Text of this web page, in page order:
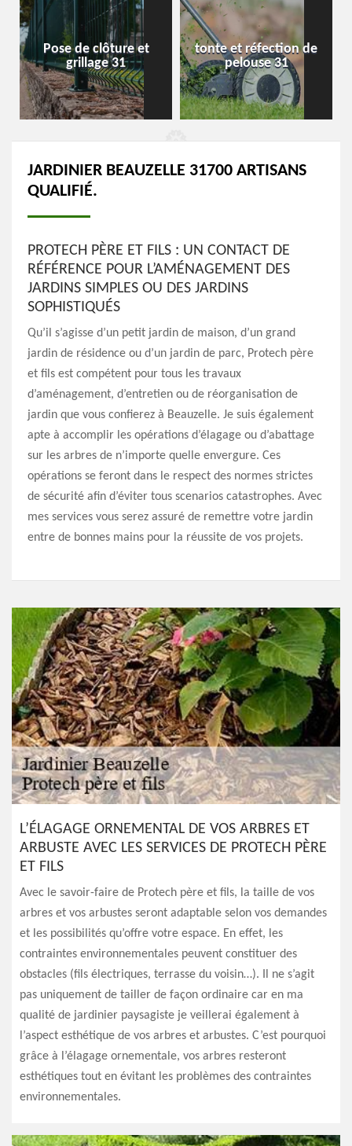
Pose de clôture et
grillage 31
tonte et réfection de
pelouse 31
JARDINIER BEAUZELLE 31700 ARTISANS
QUALIFIÉ.
PROTECH PÈRE ET FILS : UN CONTACT DE
RÉFÉRENCE POUR L’AMÉNAGEMENT DES
JARDINS SIMPLES OU DES JARDINS
SOPHISTIQUÉS
Qu’il s’agisse d’un petit jardin de maison, d’un grand
jardin de résidence ou d’un jardin de parc, Protech père
et fils est compétent pour tous les travaux
d’aménagement, d’entretien ou de réorganisation de
jardin que vous confierez à Beauzelle. Je suis également
apte à accomplir les opérations d’élagage ou d’abattage
sur les arbres de n’importe quelle envergure. Ces
opérations se feront dans le respect des normes strictes
de sécurité afin d’éviter tous scenarios catastrophes. Avec
mes services vous serez assuré de remettre votre jardin
entre de bonnes mains pour la réussite de vos projets.
L’ÉLAGAGE ORNEMENTAL DE VOS ARBRES ET
ARBUSTE AVEC LES SERVICES DE PROTECH PÈRE
ET FILS
Avec le savoir-faire de Protech père et fils, la taille de vos
arbres et vos arbustes seront adaptable selon vos demandes
et les possibilités qu’offre votre espace. En effet, les
contraintes environnementales peuvent constituer des
obstacles (fils électriques, terrasse du voisin…). Il ne s’agit
pas uniquement de tailler de façon ordinaire car en ma
qualité de jardinier paysagiste je veillerai également à
l’aspect esthétique de vos arbres et arbustes. C’est pourquoi
grâce à l’élagage ornementale, vos arbres resteront
esthétiques tout en évitant les problèmes des contraintes
environnementales.